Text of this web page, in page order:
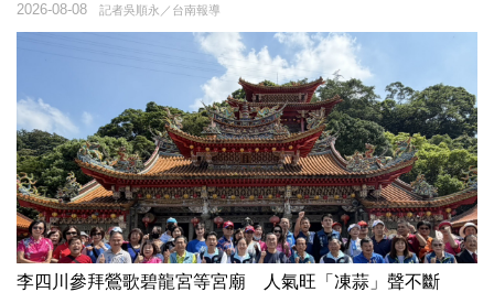
記者吳順永／台南報導
2026-08-08
李四川參拜鶯歌碧龍宮等宮廟 人氣旺「凍蒜」聲不斷